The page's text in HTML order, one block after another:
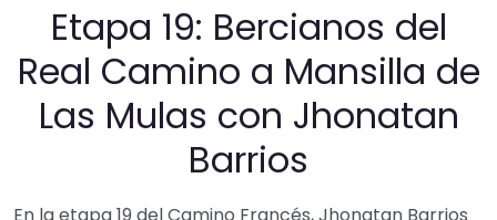
Etapa 19: Bercianos del
Real Camino a Mansilla de
Las Mulas con Jhonatan
Barrios
En la etapa 19 del Camino Francés, Jhonatan Barrios